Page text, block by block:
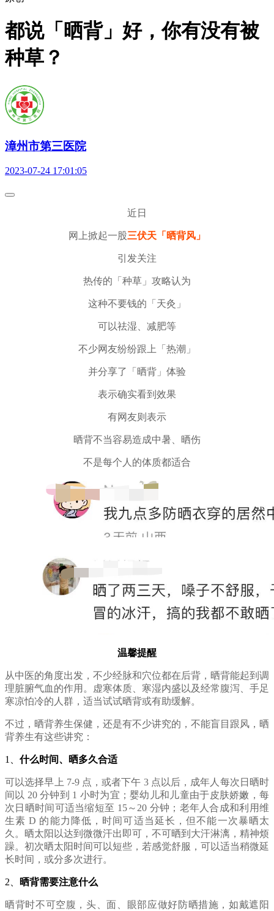
都说「晒背」好，你有没有被
种草？
漳州市第三医院
2023-07-24 17:01:05
近日
网上掀起一股三伏天「晒背风」
引发关注
热传的「种草」攻略认为
这种不要钱的「天灸」
可以祛湿、减肥等
不少网友纷纷跟上「热潮」
并分享了「晒背」体验
表示确实看到效果
有网友则表示
晒背不当容易造成中暑、晒伤
不是每个人的体质都适合
温馨提醒
从中医的角度出发，不少经脉和穴位都在后背，晒背能起到调
理脏腑气血的作用。虚寒体质、寒湿内盛以及经常腹泻、手足
寒凉怕冷的人群，适当试试晒背或有助缓解。
不过，晒背养生保健，还是有不少讲究的，不能盲目跟风，晒
背养生有这些讲究：
1、 什么时间、晒多久合适
可以选择早上 7-9 点，或者下午 3 点以后，成年人每次日晒时
间以 20 分钟到 1 小时为宜；婴幼儿和儿童由于皮肤娇嫩，每
次日晒时间可适当缩短至 15～20 分钟；老年人合成和利用维
生素 D 的能力降低，时间可适当延长，但不能一次暴晒太
久。晒太阳以达到微微汗出即可，不可晒到大汗淋漓，精神烦
躁。初次晒太阳时间可以短些，若感觉舒服，可以适当稍微延
长时间，或分多次进行。
2、 晒背需要注意什么
晒背时不可空腹，头、面、眼部应做好防晒措施，如戴遮阳